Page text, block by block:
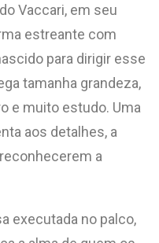
Vaccari, em seu
estreante com
para dirigir esse
tamanha grandeza,
e muito estudo. Uma
aos detalhes, a
a
executada no palco,